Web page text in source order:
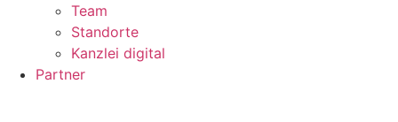
Team
Standorte
Kanzlei digital
Partner